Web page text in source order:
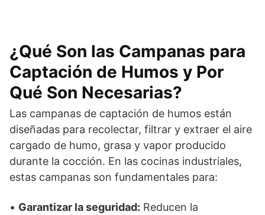
¿Qué Son las Campanas para
Captación de Humos y Por
Qué Son Necesarias?
Las campanas de captación de humos están
diseñadas para recolectar, filtrar y extraer el aire
cargado de humo, grasa y vapor producido
durante la cocción. En las cocinas industriales,
estas campanas son fundamentales para:
• Garantizar la seguridad: Reducen la